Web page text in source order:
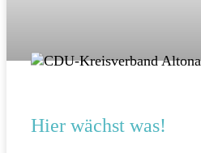
Hier wächst was!